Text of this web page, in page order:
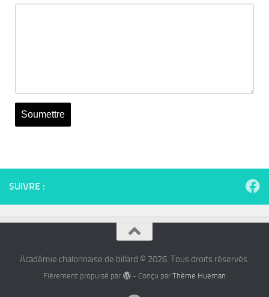
SUIVRE :
Académie chalonnaise de billard © 2026. Tous droits réservés.
Fièrement propulsé par - Conçu par Thème Hueman